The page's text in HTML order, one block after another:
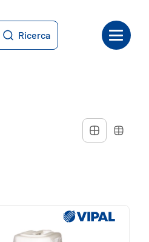
Ricerca